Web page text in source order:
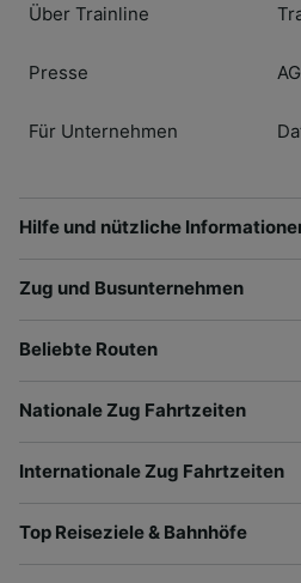
Über Trainline
Presse
Für Unternehmen
Hilfe und nützliche
Zug und Busunternehmen
Beliebte Routen
Nationale Zug Fahrtzeiten
Internationale Zug Fahrtzeiten
Top Reiseziele & Bahnhöfe